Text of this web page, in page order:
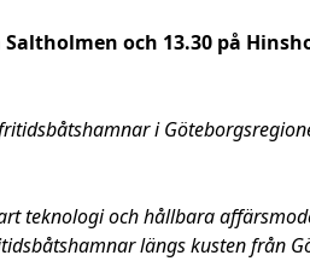
och 13.30 på
i
teknologi och hållbara
längs kusten från